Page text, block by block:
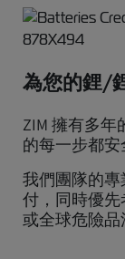
為您的鋰/
ZIM 擁有多
的每一步都安
我們團隊的
付，同時優
或全球危險品